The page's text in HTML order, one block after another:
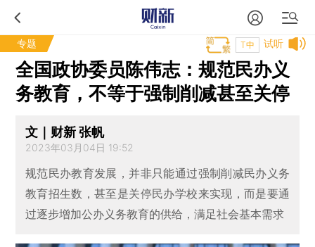
专题 试听
T中
全国政协委员陈伟志：规范民办义
务教育，不等于强制削减甚至关停
文｜财新 张帆
2023年03月04日 19:52
规范民办教育发展，并非只能通过强制削减民办义务
教育招生数，甚至是关停民办学校来实现，而是要通
过逐步增加公办义务教育的供给，满足社会基本需求